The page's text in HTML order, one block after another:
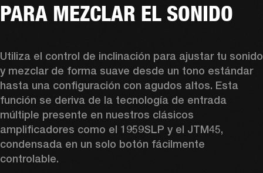
PARA MEZCLAR EL SONIDO
Utiliza el control de inclinación para ajustar tu sonido
y mezclar de forma suave desde un tono estándar
hasta una configuración con agudos altos. Esta
función se deriva de la tecnología de entrada
múltiple presente en nuestros clásicos
amplificadores como el 1959SLP y el JTM45,
condensada en un solo botón fácilmente
controlable.